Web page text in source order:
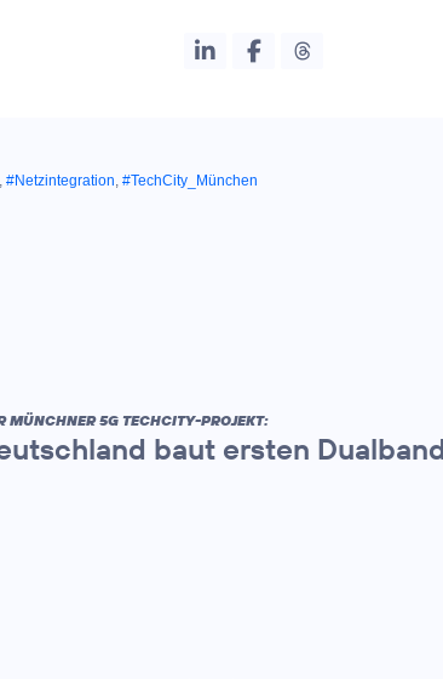
, #Netzintegration, #TechCity_München
MÜNCHNER 5G TECHCITY-PROJEKT:
baut ersten